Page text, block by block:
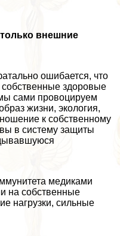
внешние
ошибается, что
здоровые
сами провоцируем
жизни, экология,
к собственному
в систему защиты
медиками
на собственные
нагрузки, сильные